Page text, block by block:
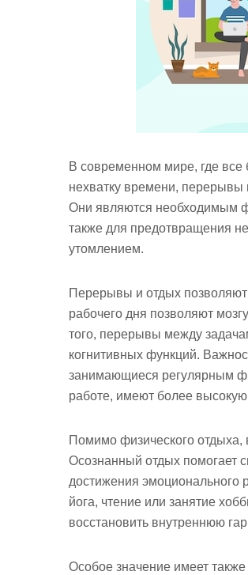
В современном мире, где
нехватку времени, перерывы
Они являются необходимым
также для предотвращения
утомлением.
Перерывы и отдых позволяют
рабочего дня позволяют
того, перерывы между
когнитивных функций.
занимающиеся регулярным
работе, имеют более высокую
Помимо физического отдыха,
Осознанный отдых помогает
достижения эмоционального
йога, чтение или занятие
восстановить внутреннюю
Особое значение имеет